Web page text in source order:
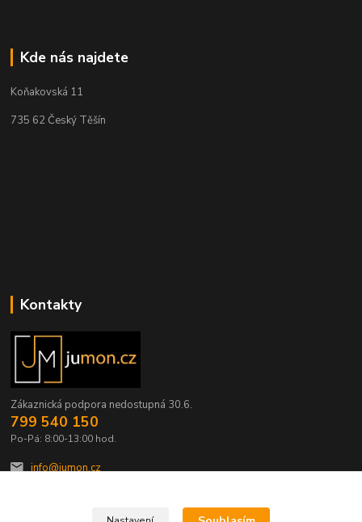
Kde nás najdete
Koňakovská 11
735 62 Český Těšín
Kontakty
Zákaznická podpora nedostupná 30.6.
799 540 150
Po-Pá: 8:00-13:00 hod.
info@jumon.cz